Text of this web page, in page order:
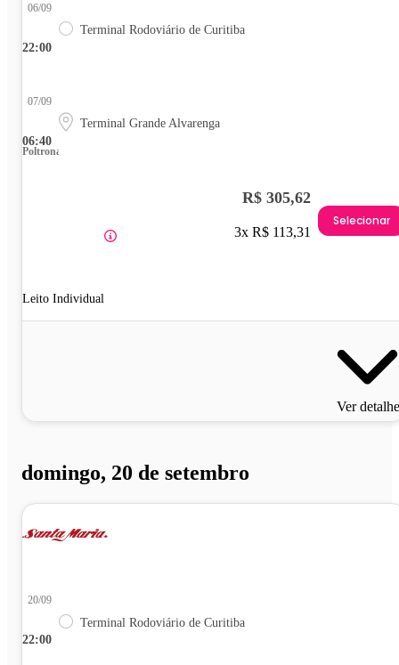
22:00
06/09
Terminal Rodoviário de Curitiba
06:40
07/09
Terminal Grande Alvarenga
Poltrona
Leito Individual
R$ 305,62
3x R$ 113,31
Selecionar
Ver
domingo, 20 de setembro
22:00
20/09
Terminal Rodoviário de Curitiba